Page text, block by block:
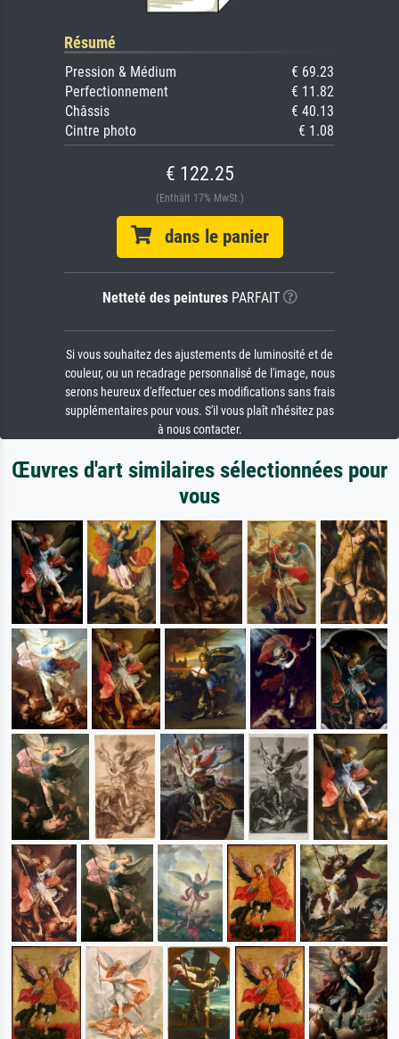
Résumé
Pression & Médium
€ 69.23
Perfectionnement
€ 11.82
Châssis
€ 40.13
Cintre photo
€ 1.08
€ 122.25
(Enthält 17% MwSt.)
dans le panier
Netteté des peinturesPARFAIT
Si vous souhaitez des ajustements de luminosité et de
couleur, ou un recadrage personnalisé de l'image, nous
serons heureux d'effectuer ces modifications sans frais
supplémentaires pour vous. S'il vous plaît n'hésitez pas
à nous contacter.
Œuvres d'art similaires sélectionnées pour
vous